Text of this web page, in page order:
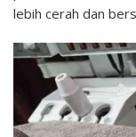
lebih cerah dan